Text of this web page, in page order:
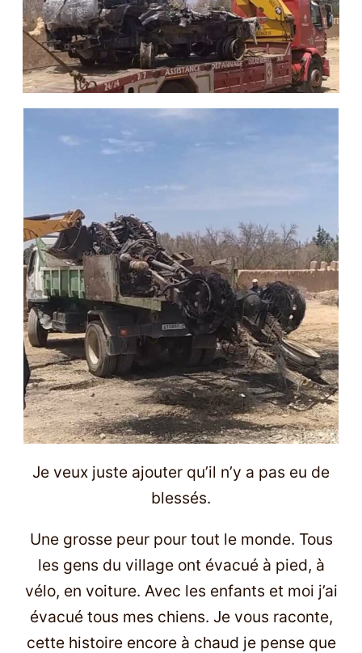
Je veux juste ajouter qu’il n’y a pas eu de
blessés.
Une grosse peur pour tout le monde. Tous
les gens du village ont évacué à pied, à
vélo, en voiture. Avec les enfants et moi j’ai
évacué tous mes chiens. Je vous raconte,
cette histoire encore à chaud je pense que